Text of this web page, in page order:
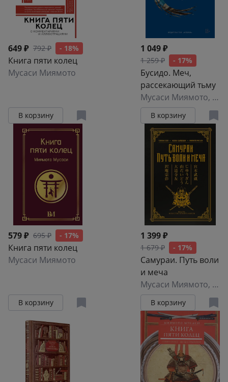
649 ₽ 792 ₽ - 18%
Книга пяти колец
Мусаси Миямото
В корзину
1 049 ₽
1 259 ₽ - 17%
Бусидо. Меч,
рассекающий тьму
Мусаси Миямото,
В корзину
579 ₽ 695 ₽ - 17%
Книга пяти колец
Мусаси Миямото
В корзину
1 399 ₽
1 679 ₽ - 17%
Самураи. Путь воли
и меча
Мусаси Миямото,
В корзину